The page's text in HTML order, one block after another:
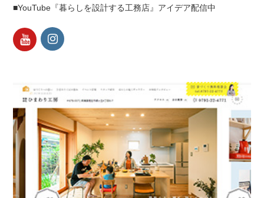
■YouTube『暮らしを設計する工務店』アイデア配信中